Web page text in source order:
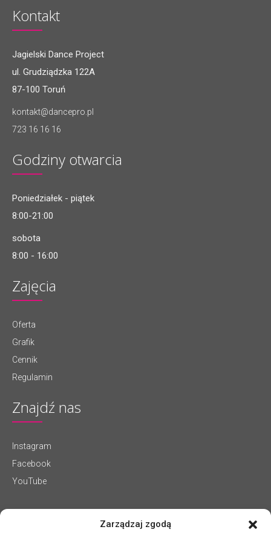
Zarządzaj zgodą
Kontakt
Jagielski Dance Project
ul. Grudziądzka 122A
87-100 Toruń
kontakt@dancepro.pl
723 16 16 16
Godziny otwarcia
Poniedziałek - piątek
8:00-21:00
sobota
8:00 - 16:00
Zajęcia
Oferta
Grafik
Cennik
Regulamin
Znajdź nas
Instagram
Facebook
YouTube